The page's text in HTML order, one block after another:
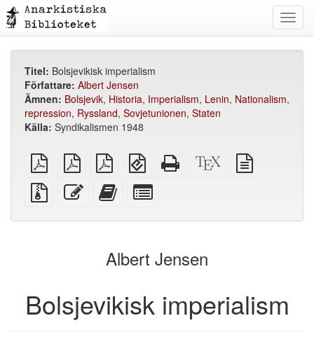
Titel: Bolsjevikisk imperialism
Författare: Albert Jensen
Ämnen: Bolsjevik, Historia, Imperialism, Lenin, Nationalism,
repression, Ryssland, Sovjetunionen, Staten
Källa: Syndikalismen 1948
plain
PDF
A4
imposed
PDF
Letter
imposed
PDF
EPUB
(för
mobila
enheter)
Fristående
HTML
XeLaTeX
källa
Källfiler
med
Redigera
denna
Lägg
text
bokskaparen
for
bookbuilder
Albert Jensen
Bolsjevikisk imperialism